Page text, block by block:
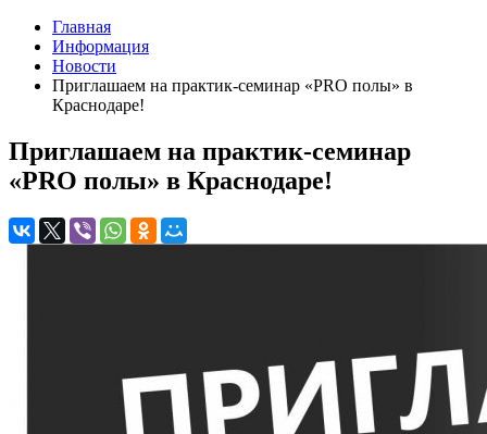
Главная
Информация
Новости
Приглашаем на практик-семинар «PRO полы» в
Краснодаре!
Приглашаем на практик-семинар
«PRO полы» в Краснодаре!